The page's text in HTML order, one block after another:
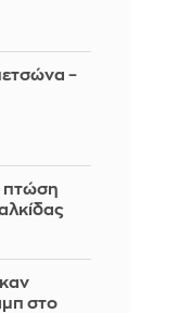
–
πτώση
στο